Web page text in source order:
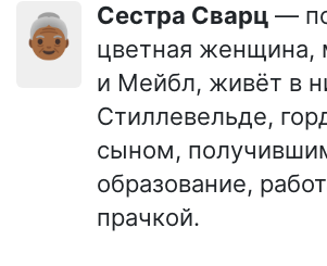
👵🏾 Сестра Сварц —
цветная женщина,
и Мейбл, живёт в
Стиллевельде,
сыном,
образование,
прачкой.